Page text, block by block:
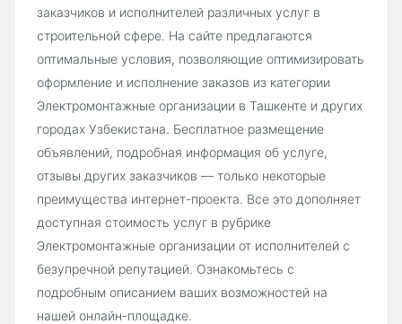
заказчиков и исполнителей различных услуг в
строительной сфере. На сайте предлагаются
оптимальные условия, позволяющие оптимизировать
оформление и исполнение заказов из категории
Электромонтажные организации в Ташкенте и других
городах Узбекистана. Бесплатное размещение
объявлений, подробная информация об услуге,
отзывы других заказчиков — только некоторые
преимущества интернет-проекта. Все это дополняет
доступная стоимость услуг в рубрике
Электромонтажные организации от исполнителей с
безупречной репутацией. Ознакомьтесь с
подробным описанием ваших возможностей на
нашей онлайн-площадке.